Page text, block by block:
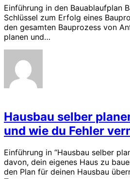
Einführung in den Bauablaufplan
Schlüssel zum Erfolg eines
den gesamten Bauprozess von
planen und…
Hausbau selber
und wie du Fehler
Einführung in “Hausbau selber
davon, dein eigenes Haus zu
den Plan für deinen Hausbau